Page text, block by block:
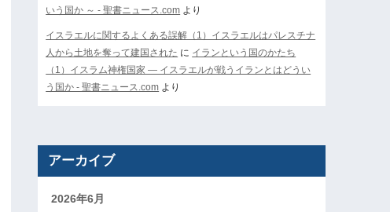
いう国か ～ - 聖書ニュース.com より
イスラエルに関するよくある誤解（1）イスラエルはパレスチナ
人から土地を奪って建国された に イランという国のかたち
（1）イスラム神権国家 ― イスラエルが戦うイランとはどうい
う国か - 聖書ニュース.com より
アーカイブ
2026年6月